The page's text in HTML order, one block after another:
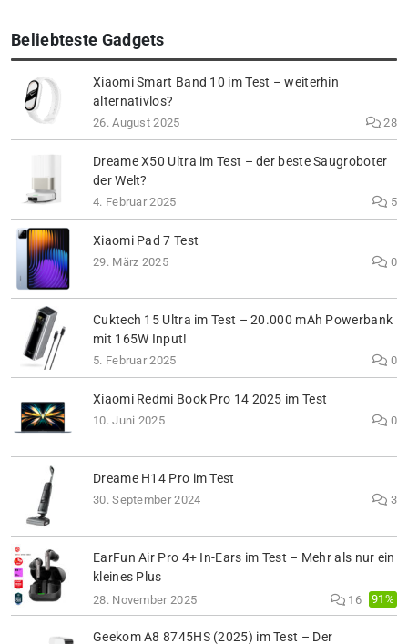
Beliebteste Gadgets
Xiaomi Smart Band 10 im Test – weiterhin
alternativlos?
26. August 2025 28
Dreame X50 Ultra im Test – der beste Saugroboter
der Welt?
4. Februar 2025 5
Xiaomi Pad 7 Test
29. März 2025 0
Cuktech 15 Ultra im Test – 20.000 mAh Powerbank
mit 165W Input!
5. Februar 2025 0
Xiaomi Redmi Book Pro 14 2025 im Test
10. Juni 2025 0
Dreame H14 Pro im Test
30. September 2024 3
EarFun Air Pro 4+ In-Ears im Test – Mehr als nur ein
kleines Plus
28. November 2025 16 91%
Geekom A8 8745HS (2025) im Test – Der